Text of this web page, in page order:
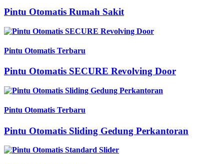
Pintu Otomatis Rumah Sakit
Pintu Otomatis Terbaru
Pintu Otomatis SECURE Revolving Door
Pintu Otomatis Terbaru
Pintu Otomatis Sliding Gedung Perkantoran